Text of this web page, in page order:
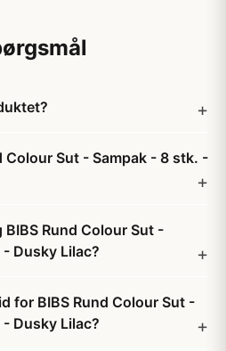
Colour Sut - Sampak - 8 stk. -
Rund Colour Sut -
Dusky Lilac?
for BIBS Rund Colour Sut -
Dusky Lilac?